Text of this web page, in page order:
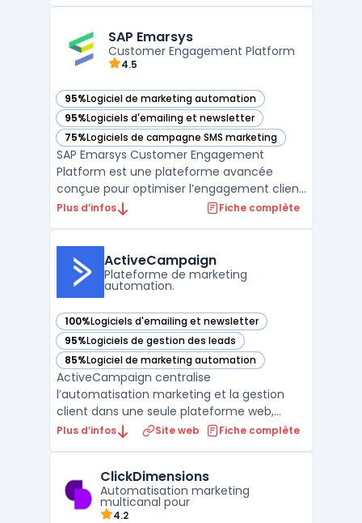
efficace. La plateforme propose une boîte
à outil ...
SAP Emarsys
Customer Engagement Platform
4.5
95%Logiciel de marketing automation
— voir SAP Emarsys dans cette catégorie
95%Logiciels d'emailing et newsletter
— voir SAP Emarsys dans cette catégorie
75%Logiciels de campagne SMS marketing
— voir SAP Emarsys dans cette catégorie
SAP Emarsys Customer Engagement
Platform est une plateforme avancée
conçue pour optimiser l’engagement client
à travers des campagnes marketing
clients, de personnaliser les interactions en
temps réel et de mesurer ...
Plus d’infos Fiche complète
ActiveCampaign
Plateforme de marketing
automation.
100%Logiciels d'emailing et newsletter
— voir ActiveCampaign dans cette catégorie
95%Logiciels de gestion des leads
— voir ActiveCampaign dans cette catégorie
85%Logiciel de marketing automation
— voir ActiveCampaign dans cette catégorie
ActiveCampaign centralise
l’automatisation marketing et la gestion
client dans une seule plateforme web,
conçue pour la transformation digitale des
messagerie SMS, l’envoi d’emails
transactionnels, le CRM et la créati ...
Plus d’infos Site web Fiche complète
ClickDimensions
Automatisation marketing
multicanal pour
4.2